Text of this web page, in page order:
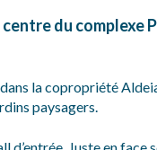
du complexe
la copropriété
paysagers.